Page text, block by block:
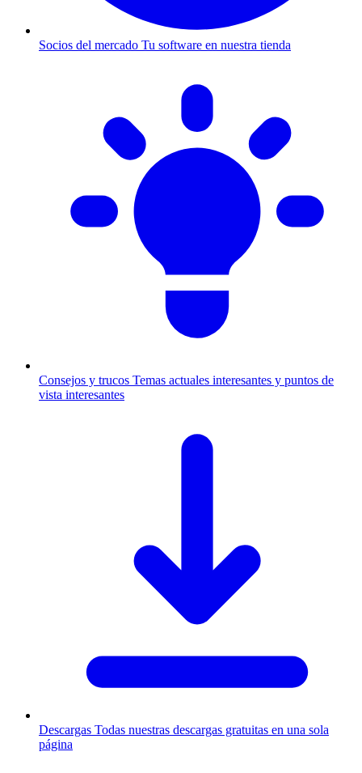
Socios del mercado Tu software en nuestra tienda
Consejos y trucos Temas actuales interesantes y puntos de
vista interesantes
Descargas Todas nuestras descargas gratuitas en una sola
página